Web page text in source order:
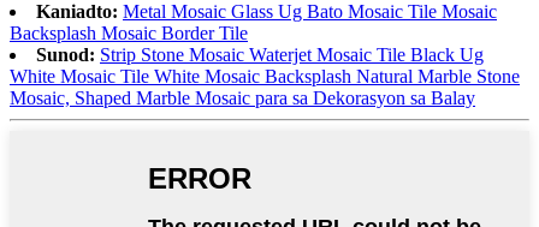
Kaniadto: Metal Mosaic Glass Ug Bato Mosaic Tile Mosaic
Backsplash Mosaic Border Tile
Sunod: Strip Stone Mosaic Waterjet Mosaic Tile Black Ug
White Mosaic Tile White Mosaic Backsplash Natural Marble Stone
Mosaic, Shaped Marble Mosaic para sa Dekorasyon sa Balay